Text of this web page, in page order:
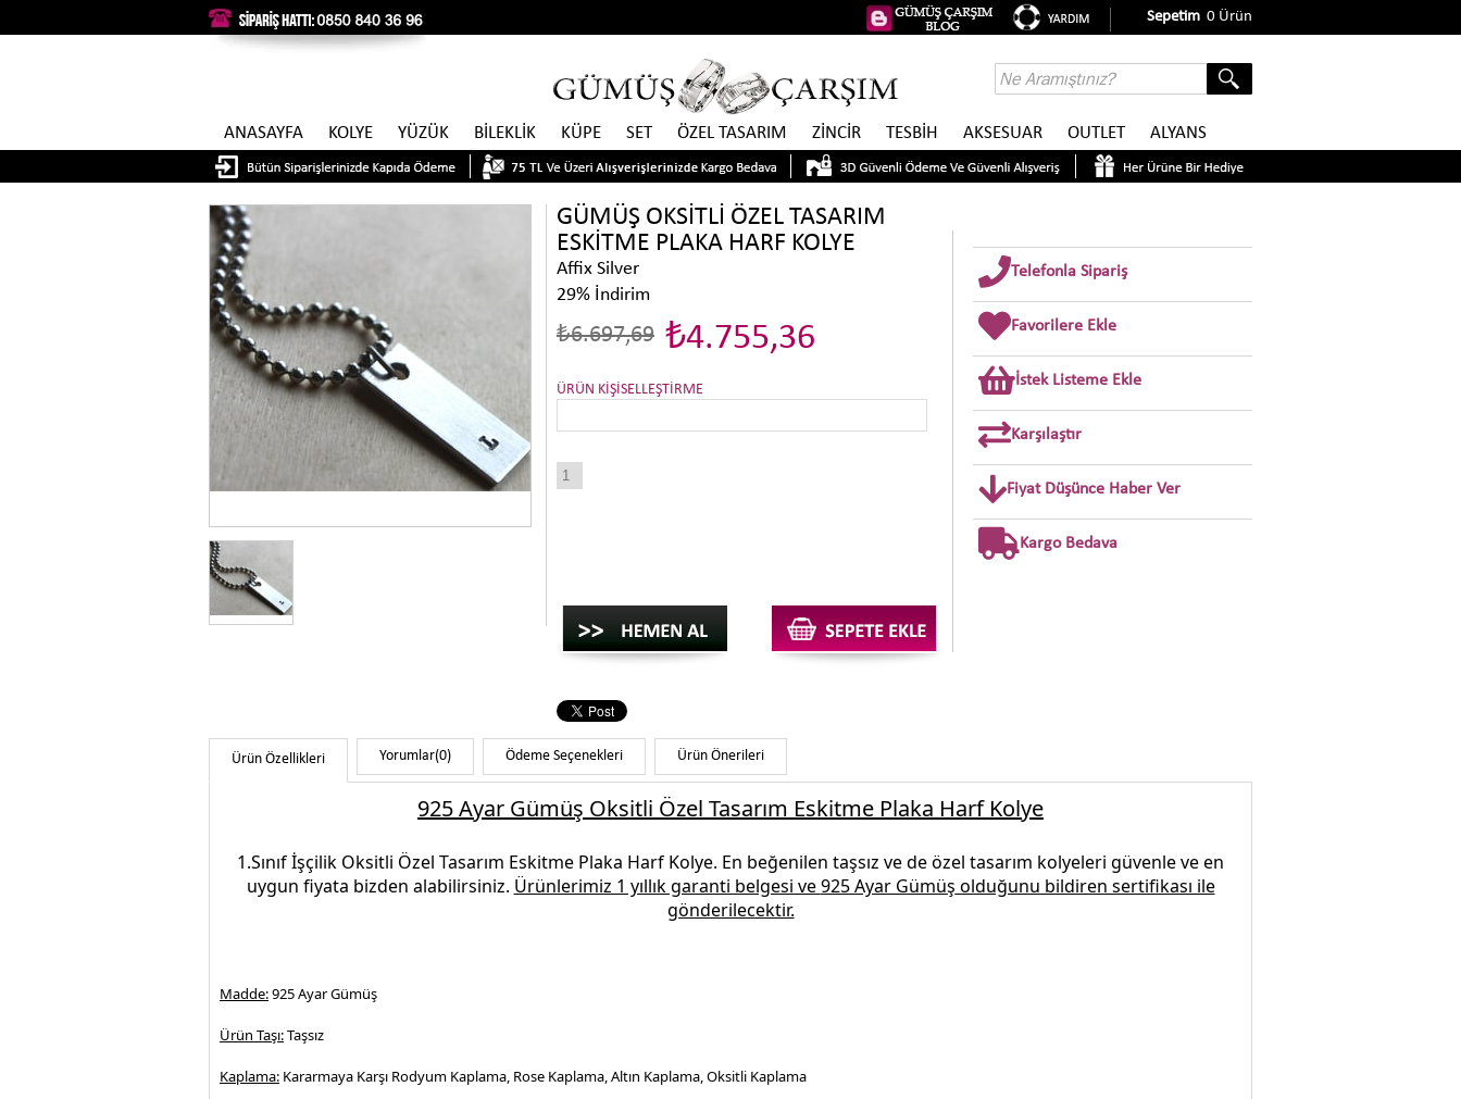
Sepetim 0 Ürün
ANASAYFA KOLYE YÜZÜK BİLEKLİK KÜPE SET ÖZEL TASARIM ZİNCİR TESBİH AKSESUAR OUTLET ALYANS
GÜMÜŞ OKSİTLİ ÖZEL TASARIM
ESKİTME PLAKA HARF KOLYE
Affix Silver
%
29 İndirim
₺6.697,69 ₺4.755,36
ÜRÜN KİŞİSELLEŞTİRME
Telefonla Sipariş
Favorilere Ekle
İstek Listeme Ekle
Karşılaştır
Fiyat Düşünce Haber Ver
Kargo Bedava
Ürün Özellikleri Yorumlar(0) Ödeme Seçenekleri Ürün Önerileri
925 Ayar Gümüş Oksitli Özel Tasarım Eskitme Plaka Harf Kolye
1.Sınıf İşçilik Oksitli Özel Tasarım Eskitme Plaka Harf Kolye. En beğenilen taşsız ve de özel tasarım kolyeleri güvenle ve en
uygun fiyata bizden alabilirsiniz. Ürünlerimiz 1 yıllık garanti belgesi ve925 Ayar Gümüş olduğunu bildiren sertifikası ile
gönderilecektir.
Madde:925 Ayar Gümüş
Ürün Taşı:Taşsız
Kaplama: Kararmaya Karşı Rodyum Kaplama, Rose Kaplama, Altın Kaplama, Oksitli Kaplama